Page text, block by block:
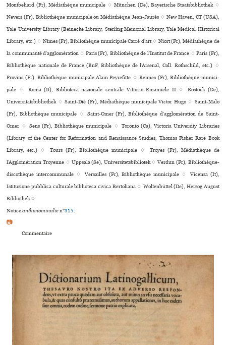
Montbeliard (Fr), Médiathèque muni­ci­pale ♢ München (De), Bayerische Staatsbibliothek ♢
Nevers (Fr), Bibliothèque muni­ci­pale ou Médiathèque Jean-Jaurès ♢ New Haven, CT (USA),
Yale University Library (Beinecke Library, Sterling Memorial Library, Yale Medical Historical
Library, etc.) ♢ Nîmes (Fr), Bibliothèque muni­ci­pale Carré d’art ♢ Niort (Fr), Médiathèque de
la com­mu­nauté d’agglo­mé­ra­tion ♢ Paris (Fr), Bibliothèque de l’Institut de France ♢ Paris (Fr),
Bibliothèque nationale de France (BnF, Bibliothèque de l’Arsenal, Coll. Rothschild, etc.) ♢
Provins (Fr), Bibliothèque muni­ci­pale Alain Peyrefitte ♢ Rennes (Fr), Bibliothèque muni­ci­
pale ♢ Roma (It), Biblioteca nazio­nale cen­trale Vittorio Emanuele II ♢ Rostock (De),
Universitätsbibliothek ♢ Saint-Dié (Fr), Médiathèque muni­ci­pale Victor Hugo ♢ Saint-Malo
(Fr), Bibliothèque municipale ♢ Saint-Omer (Fr), Bibliothèque d’agglo­mé­ra­tion de Saint-
Omer ♢ Sens (Fr), Bibliothèque muni­ci­pale ♢ Toronto (Ca), Victoria University Libraries
(Library of the Center for Reformation and Renaissance Studies, Thomas Fisher Rare Book
Library, etc.) ♢ Tours (Fr), Bibliothèque muni­ci­pale ♢ Troyes (Fr), Médiathèque de
l’Agglomération Troyenne ♢ Uppsala (Se), Universitetsbibliotek ♢ Verdun (Fr), Bibliothèque-
dis­co­thè­que inter­com­mu­nale ♢ Versailles (Fr), Bibliothèque muni­ci­pale ♢ Vicenza (It),
Istituzione pub­blica cultu­rale biblio­teca civica Bertoliana ♢ Wolfenbüttel (De), Herzog August
Bibliothek ♢
Noticeanthonominalien°315.
📷
Commentaire